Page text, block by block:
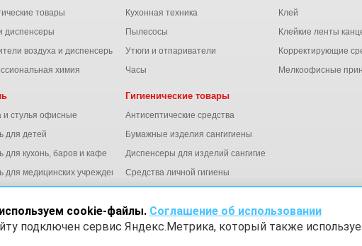
товары
диспенсеры
воздуха и диспенсеры
химия
Кухонная техника
Пылесосы
Утюги и отпариватели
Часы
Клей
Клейкие ленты
Корректирующие
Мелкоофисные
и стулья офисные
для детей
для кухонь, баров и кафе
для медицинских учреждений
Гигиенические товары
Антисептические средства
Бумажные изделия сангигиены
Диспенсеры для изделий сангигиены
Средства личной гигиены
персональных данных
cookie-файлы. Соглашение об использовании
подключен сервис Яндекс.Метрика, который также